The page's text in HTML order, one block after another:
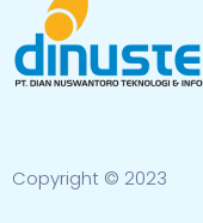
Copyright © 2023